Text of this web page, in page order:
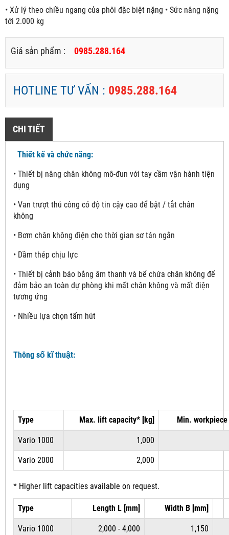
• Xử lý theo chiều ngang của phôi đặc biệt nặng • Sức nâng nặng
tới 2.000 kg
Giá sản phẩm : 0985.288.164
HOTLINE TƯ VẤN : 0985.288.164
CHI TIẾT
Thiết kế và chức năng:
• Thiết bị nâng chân không mô-đun với tay cầm vận hành tiện
dụng
• Van trượt thủ công có độ tin cậy cao để bật / tắt chân
không
• Bơm chân không điện cho thời gian sơ tán ngắn
• Dầm thép chịu lực
• Thiết bị cảnh báo bằng âm thanh và bể chứa chân không để
đảm bảo an toàn dự phòng khi mất chân không và mất điện
tương ứng
• Nhiều lựa chọn tấm hút
Thông số kĩ thuật:
Type Max. lift capacity* [kg] Min.
Vario 1000 1,000
Vario 2000 2,000
* Higher lift capacities available on request.
Type Length L [mm] Width B [mm]
Vario 1000 2,000 - 4,000 1,150